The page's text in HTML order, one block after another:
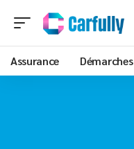
Assurance Démarches